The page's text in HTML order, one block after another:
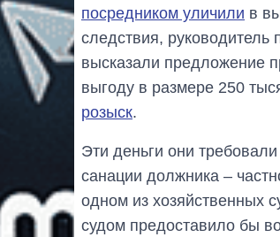
посредником уличили в
следствия, руководитель
высказали предложение
выгоду в размере 250
розыск.
Эти деньги они
санации должника –
одном из хозяйственных
судом предоставило бы